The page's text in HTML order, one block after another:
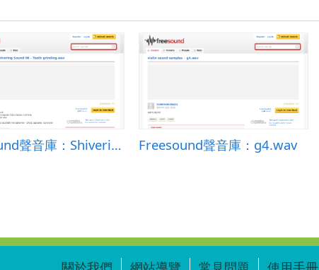
Freesound聲音庫：Shivering Sound 06 - Teeth grinding.wav Freesound聲音庫：g4.wav